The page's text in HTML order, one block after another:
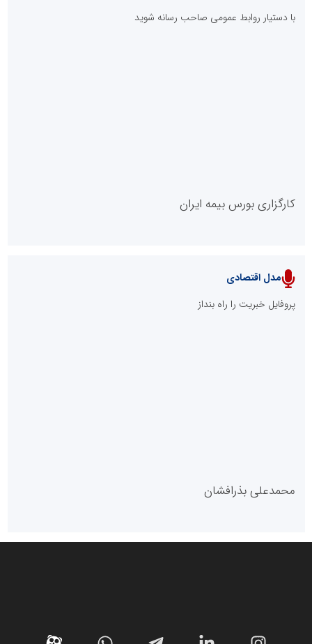
پایگاه خبری نهضت ملی مسکن
پایگاه خبری گفتمان یزد
با دستیار روابط عمومی صاحب رسانه شوید
کارگزاری بورس بیمه ایران
مدل اقتصادی
پروفایل خبریت را راه بنداز
محمدعلی بذرافشان